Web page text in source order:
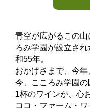
青空が広がるこの
ろみ学園が設立さ
和55年。
おかげさまで、今
今、こころみ学園の
1杯のワインが、心
ココ・ファーム・ワ